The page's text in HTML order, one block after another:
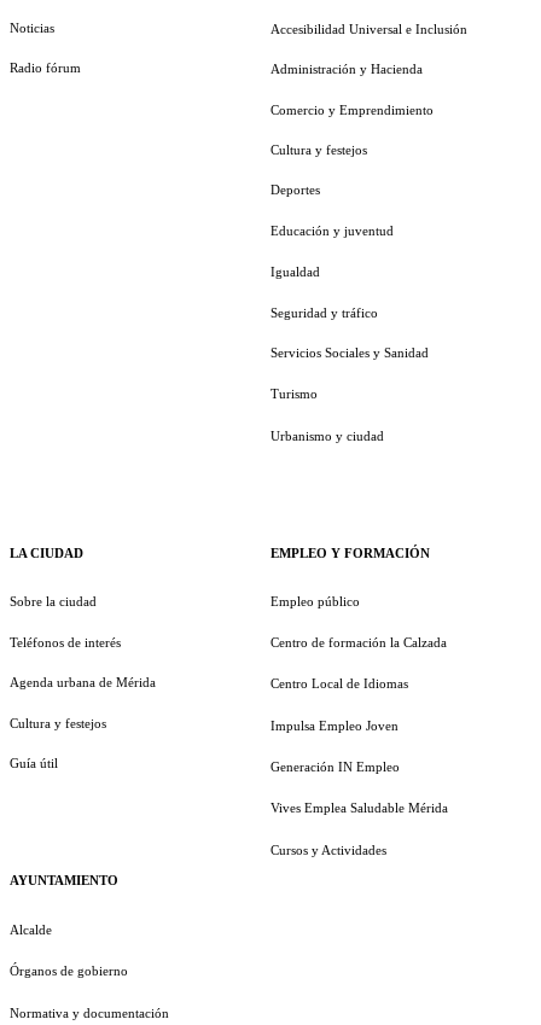
Noticias
Radio fórum
LA CIUDAD
Sobre la ciudad
Teléfonos de interés
Agenda urbana de Mérida
Cultura y festejos
Guía útil
AYUNTAMIENTO
Alcalde
Órganos de gobierno
Normativa y documentación
Accesibilidad Universal e Inclusión
Administración y Hacienda
Comercio y Emprendimiento
Cultura y festejos
Deportes
Educación y juventud
Igualdad
Seguridad y tráfico
Servicios Sociales y Sanidad
Turismo
Urbanismo y ciudad
EMPLEO Y FORMACIÓN
Empleo público
Centro de formación la Calzada
Centro Local de Idiomas
Impulsa Empleo Joven
Generación IN Empleo
Vives Emplea Saludable Mérida
Cursos y Actividades